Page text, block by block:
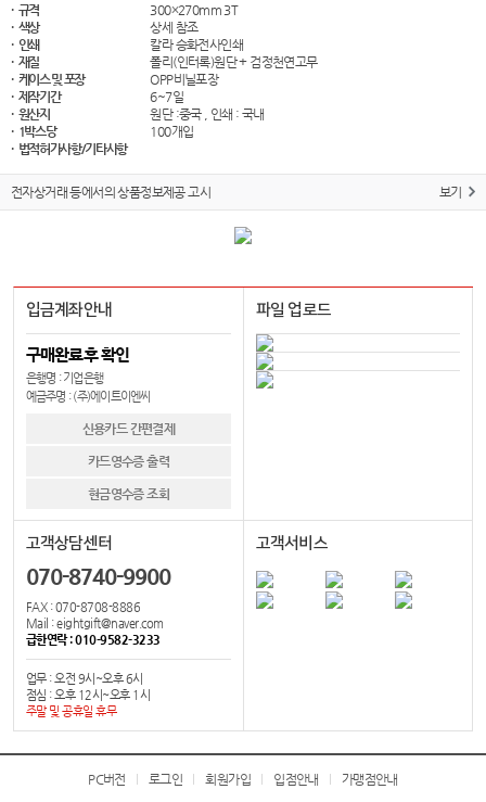
· 규격
300×270mm 3T
· 색상
상세 참조
· 인쇄
칼라 승화전사인쇄
· 재질
폴리(인터록)원단 + 검정천연고무
· 케이스 및 포장
OPP비닐포장
· 제작기간
6~7일
· 원산지
원단 :중국 , 인쇄 : 국내
· 1박스당
100개입
· 법적허가사항/기타사항
전자상거래 등에서의 상품정보제공 고시 보기
입금계좌안내
구매완료후 확인
은행명 : 기업은행
예금주명 : (주)에이트이엔씨
신용카드 간편결제
카드영수증 출력
현금영수증 조회
파일 업로드
고객상담센터
070-8740-9900
FAX : 070-8708-8886
Mail : eightgift@naver.com
급한연락 : 010-9582-3233
업무 : 오전 9시~오후 6시
점심 : 오후 12시~오후 1시
주말 및 공휴일 휴무
고객서비스
PC버전 로그인 회원가입 입점안내 가맹점안내